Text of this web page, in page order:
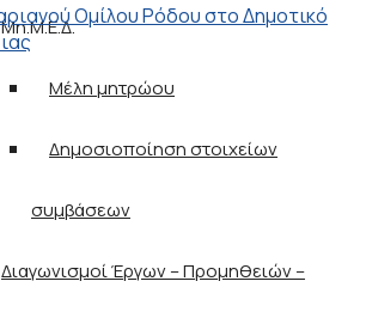
Μη.Μ.Ε.Δ.
Μέλη μητρώου
Δημοσιοποίηση στοιχείων
συμβάσεων
Διαγωνισμοί Έργων – Προμηθειών –